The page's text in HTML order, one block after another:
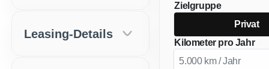
Zielgruppe
Privat
Kilometer pro Jahr
Leasing-Details